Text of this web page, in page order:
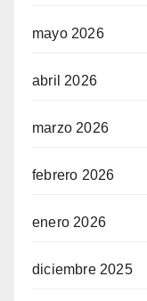
mayo 2026
abril 2026
marzo 2026
febrero 2026
enero 2026
diciembre 2025